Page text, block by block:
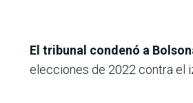
El tribunal condenó a
elecciones de 2022 contra el